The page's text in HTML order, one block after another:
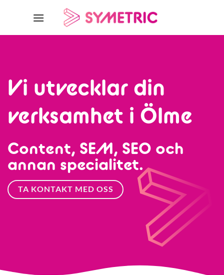
Vi utvecklar din
verksamhet i Ölme
Content, SEM, SEO och
annan specialitet.
TA KONTAKT MED OSS